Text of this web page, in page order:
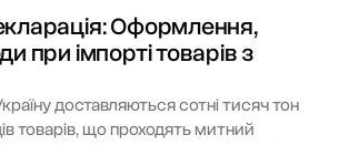
Оформлення,
при імпорті товарів з
доставляються сотні тисяч тон
товарів, що проходять митний